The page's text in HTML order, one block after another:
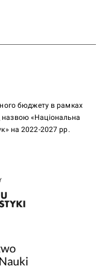
бюджету в рамках
назвою «Національна
на 2022-2027 рр.